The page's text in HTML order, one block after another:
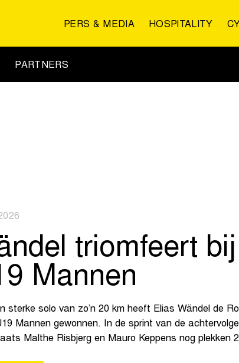
PERS & MEDIA HOSPITALITY
PARTNERS
triomfeert
Mannen
sterke solo van zo’n 20 km heeft Elias Wändel de
Mannen gewonnen. In de sprint van de
Malthe Risbjerg en Mauro Keppens nog plekken